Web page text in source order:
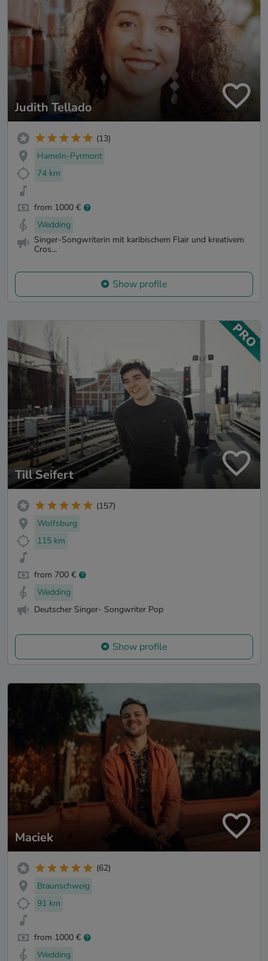
Judith Tellado
(13)
Hameln-Pyrmont
74 km
from 1000 €
Wedding
Singer-Songwriterin mit karibischem Flair und kreativem
Cros...
Show profile
Till Seifert
(157)
Wolfsburg
115 km
from 700 €
Wedding
Deutscher Singer- Songwriter Pop
Show profile
Maciek
(62)
Braunschweig
91 km
from 1000 €
Wedding